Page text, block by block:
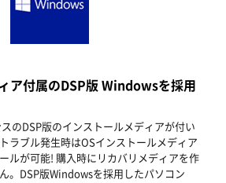
ア付属のDSP版 Windowsを採用
のDSP版のインストールメディアが付い
ラブル発生時はOSインストールメディア
ルが可能! 購入時にリカバリメディアを作
。DSP版Windowsを採用したパソコン